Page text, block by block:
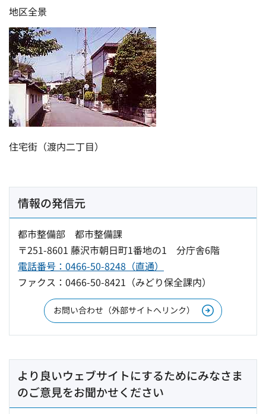
地区全景
住宅街（渡内二丁目）
情報の発信元
都市整備部 都市整備課
〒251-8601 藤沢市朝日町1番地の1 分庁舎6階
電話番号：0466-50-8248（直通）
ファクス：0466-50-8421（みどり保全課内）
お問い合わせ（外部サイトへリンク）
より良いウェブサイトにするためにみなさま
のご意見をお聞かせください